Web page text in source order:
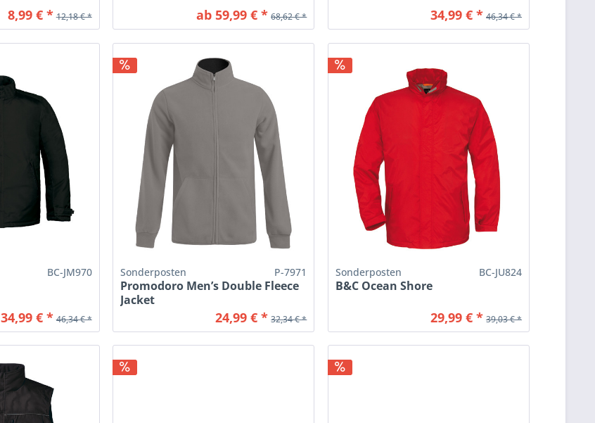
8,99 € * 12,18 € * ab 59,99 € * 68,62 € * 34,99 € * 46,34 € *
BC-JM970
34,99 € * 46,34 € *
Sonderposten P-7971
Promodoro Men’s Double Fleece
Jacket
24,99 € * 32,34 € *
Sonderposten BC-JU824
B&C Ocean Shore
29,99 € * 39,03 € *